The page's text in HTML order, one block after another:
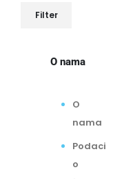
Filter
O nama
O
nama
Podaci
o